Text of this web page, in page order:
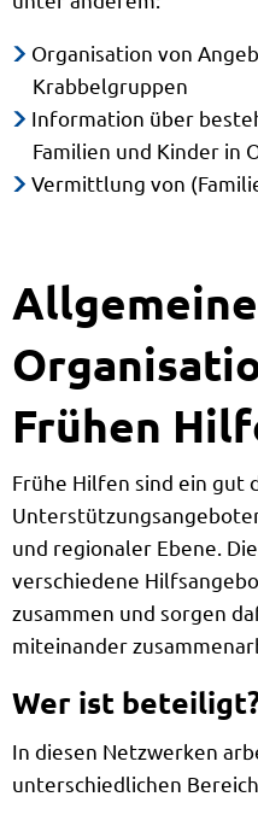
Organisation von
Krabbelgruppen
Information über
Familien und Kinder in
Vermittlung von
Allgemeine
Frühen
Frühe Hilfen sind ein gut
und regionaler Ebene.
verschiedene
zusammen und sorgen
miteinander
Wer ist
In diesen Netzwerken
unterschiedlichen